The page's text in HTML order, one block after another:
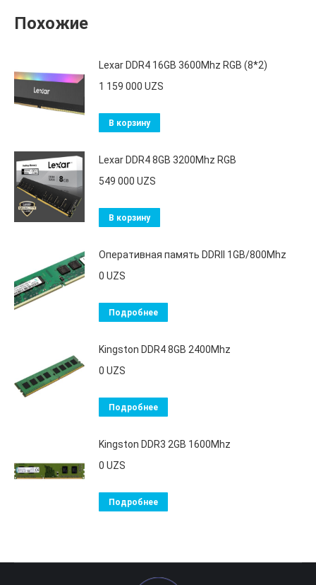
Похожие
Lexar DDR4 16GB 3600Mhz RGB (8*2)
1 159 000 UZS
В корзину
Lexar DDR4 8GB 3200Mhz RGB
549 000 UZS
В корзину
Оперативная память DDRII 1GB/800Mhz
0 UZS
Подробнее
Kingston DDR4 8GB 2400Mhz
0 UZS
Подробнее
Kingston DDR3 2GB 1600Mhz
0 UZS
Подробнее